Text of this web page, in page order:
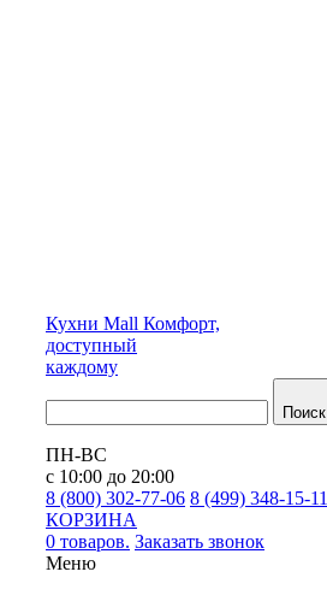
Кухни Mall Комфорт,
доступный
каждому
Поиск
ПН-ВС
с 10:00 до 20:00
8 (800) 302-77-06 8 (499) 348-15-11
КОРЗИНА
0 товаров. Заказать звонок
Меню